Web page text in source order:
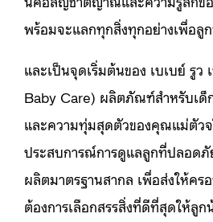
พร้อมจะแลกทุกสิ่งทุกอย่างเพื่อลู
และเป็นจุดเริ่มต้นของ เบเบย์ รู
Baby Care) ผลิตภัณฑ์สำหรับเด็
และความทุ่มสุดตัวของคุณแม่ตัว
ประสบการณ์การดูแลลูกที่ปลอดภั
ผลิตมาตรฐานสากล เพื่อส่งให้คร
ต้องการเลือกสรรสิ่งที่ดีที่สุดให้ลูก